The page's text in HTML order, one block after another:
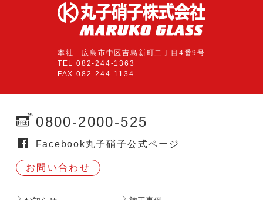
本社 広島市中区吉島新町二丁目4番9号
TEL 082-244-1363
FAX 082-244-1134
0800-2000-525
Facebook丸子硝子公式ページ
お問い合わせ